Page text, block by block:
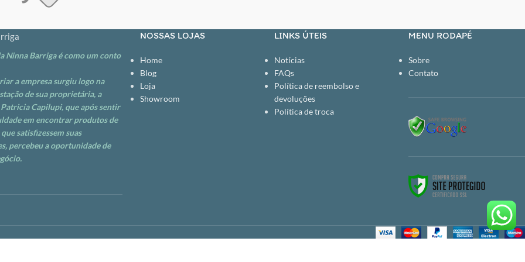
SILICONE MACIO E OFERECE
MACIEZ E FLEXIBILIDADE SEM
ELE TAMBÉM DISPÕE DE
QUE REDUZ A CÓLICA DO
O AR DURANTE O
DENTRO DA MAMADEIRA,
QUE ELE VÁ PARA DENTRO DA
PRINCIPAIS
• IDADE RECOMENDADA:
• SISTEMA AVANÇADO
VÁLVULA DUPLA
E O DESCONFORTO
EXCLUSIVAS: AS
MACIEZ E FLEXIBILIDADE SEM
COMPOSIÇÃO: - Tampa: Tritan e Polipropileno
(PP); - Bico: Silicone; - Corpo da Garrafa: Aço
e esponjas ásperas; - Não lavar na lava-louças; - Não
levar ao micro-ondas. SOBRE A MARCA: Uma
crianças e também das mamães, mais prática e feliz.
produtos exclusivos, diferenciados e de primeira
linha. Na nossa seleção de produtos sempre
consideramos a saúde, segurança e conforto dos
bebês, além do respeito à sustentabilidade e a
valorização da praticidade no uso dos produtos.
Ninna Barriga é como um conto
a empresa surgiu logo na
de sua proprietária, a
Capilupi, que após sentir
em encontrar produtos de
satisfizessem suas
percebeu a oportunidade de
NOSSAS LOJAS
Home
Blog
Loja
Showroom
LINKS ÚTEIS
Notícias
FAQs
Política de reembolso e
devoluções
Política de troca
MENU RODAPÉ
Sobre
Contato